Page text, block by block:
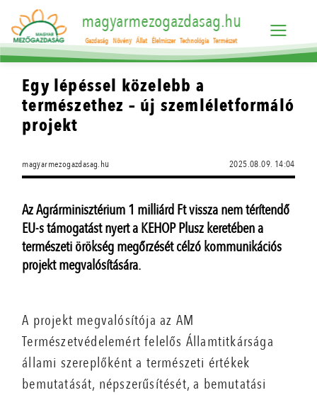
magyarmezogazdasag.hu
Gazdaság Növény Állat Élelmiszer Technológia Természet
Egy lépéssel közelebb a
természethez – új szemléletformáló
projekt
magyarmezogazdasag.hu 2025.08.09. 14:04
Az Agrárminisztérium 1 milliárd Ft vissza nem térítendő
EU-s támogatást nyert a KEHOP Plusz keretében a
természeti örökség megőrzését célzó kommunikációs
projekt megvalósítására.
A projekt megvalósítója az AM
Természetvédelemért felelős Államtitkársága
állami szereplőként a természeti értékek
bemutatását, népszerűsítését, a bemutatási